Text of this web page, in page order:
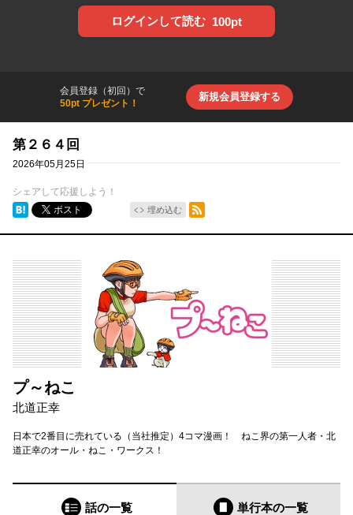
ログインして読む 100pt
会員登録（初回）で
50pt プレゼント！
新規会員登録する
第２６４回
2026年05月25日
シェアして応援しよう！
ポスト
埋め込む
RSSフィード
プ～ねこ
北道正幸
日本で2番目に売れている（当社推定）4コマ漫画！ ねこ界の第一人者・北
道正幸のオール・ねこ・ワークス！
話の一覧 単行本の一覧